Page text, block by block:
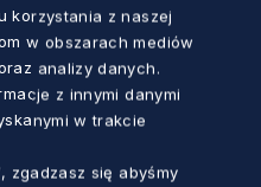
z bliskimi
5 lat temu
korzystania z naszej
w obszarach mediów
analizy danych.
z innymi danymi
w trakcie
zgadzasz się abyśmy